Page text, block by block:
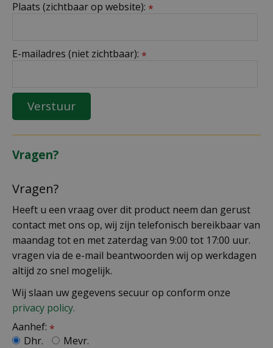
Plaats (zichtbaar op website): *
E-mailadres (niet zichtbaar): *
Vragen?
Vragen?
Heeft u een vraag over dit product neem dan gerust
contact met ons op, wij zijn telefonisch bereikbaar van
maandag tot en met zaterdag van 9:00 tot 17:00 uur.
vragen via de e-mail beantwoorden wij op werkdagen
altijd zo snel mogelijk.
Wij slaan uw gegevens secuur op conform onze
privacy policy.
Aanhef: *
Dhr.
Mevr.